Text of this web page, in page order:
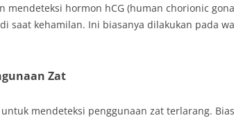
mendeteksi hormon hCG (human chorionic
saat kehamilan. Ini biasanya dilakukan pada
Zat
mendeteksi penggunaan zat terlarang.